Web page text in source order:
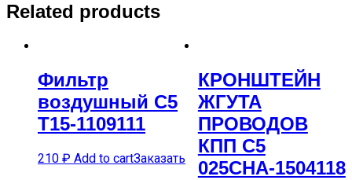
Related products
Фильтр
воздушный C5
T15-1109111
210 ₽ Add to cartЗаказать
КРОНШТЕЙН
ЖГУТА
ПРОВОДОВ
КПП C5
025CHA-1504118